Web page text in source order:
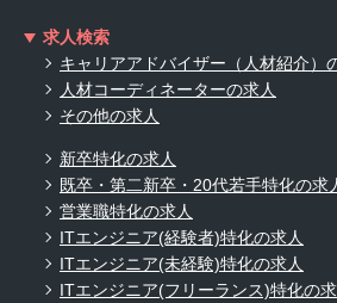
求人検索
キャリアアドバイザー（人材紹介）
人材コーディネーターの求人
その他の求人
新卒特化の求人
既卒・第二新卒・20代若手特化の求
営業職特化の求人
ITエンジニア(経験者)特化の求人
ITエンジニア(未経験)特化の求人
ITエンジニア(フリーランス)特化の求